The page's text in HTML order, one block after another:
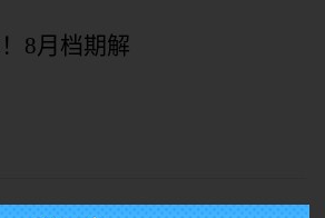
8月档期解